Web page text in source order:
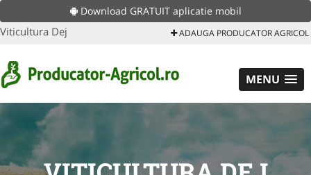
Download GRATUIT aplicatie mobil
Viticultura Dej ADAUGA PRODUCATOR AGRICOL
MENU